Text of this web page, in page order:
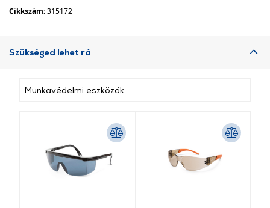
Cikkszám:315172
Szükséged lehet rá
Munkavédelmi eszközök